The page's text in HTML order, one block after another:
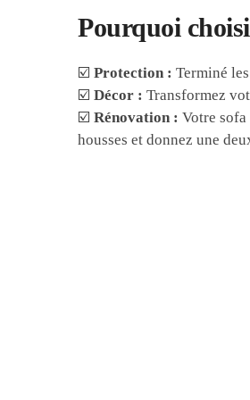
Pourquoi
☑️Protection : Terminé
☑️Décor : Transformez
☑️Rénovation : Votre sofa
housses et donnez une